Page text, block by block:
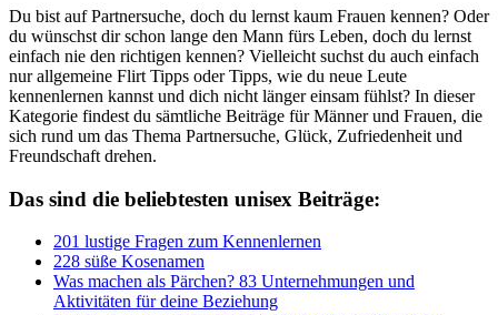
Du bist auf Partnersuche, doch du lernst kaum Frauen kennen? Oder
du wünschst dir schon lange den Mann fürs Leben, doch du lernst
einfach nie den richtigen kennen? Vielleicht suchst du auch einfach
nur allgemeine Flirt Tipps oder Tipps, wie du neue Leute
kennenlernen kannst und dich nicht länger einsam fühlst? In dieser
Kategorie findest du sämtliche Beiträge für Männer und Frauen, die
sich rund um das Thema Partnersuche, Glück, Zufriedenheit und
Freundschaft drehen.
Das sind die beliebtesten unisex Beiträge:
201 lustige Fragen zum Kennenlernen
228 süße Kosenamen
Was machen als Pärchen? 83 Unternehmungen und
Aktivitäten für deine Beziehung